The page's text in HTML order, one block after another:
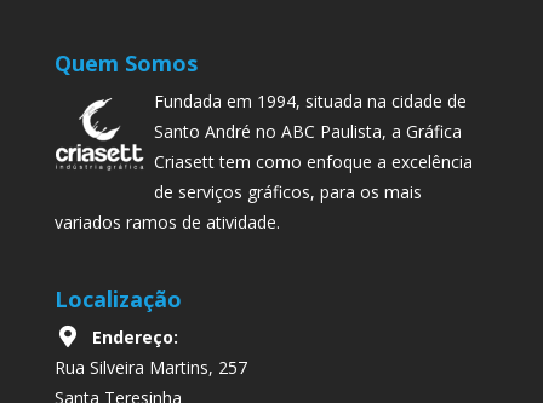
Quem Somos
Fundada em 1994, situada na cidade de
Santo André no ABC Paulista, a Gráfica
Criasett tem como enfoque a excelência
de serviços gráficos, para os mais
variados ramos de atividade.
Localização
Endereço:
Rua Silveira Martins, 257
Santa Teresinha